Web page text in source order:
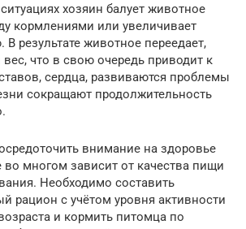
хозяин балует животное
кормлениями или увеличивает
результате животное переедает,
что в свою очередь приводит к
сердца, развиваются проблемы
сокращают продолжительность
внимание на здоровье
во многом зависит от качества пищи
Необходимо составить
рацион с учётом уровня активности
и кормить питомца по